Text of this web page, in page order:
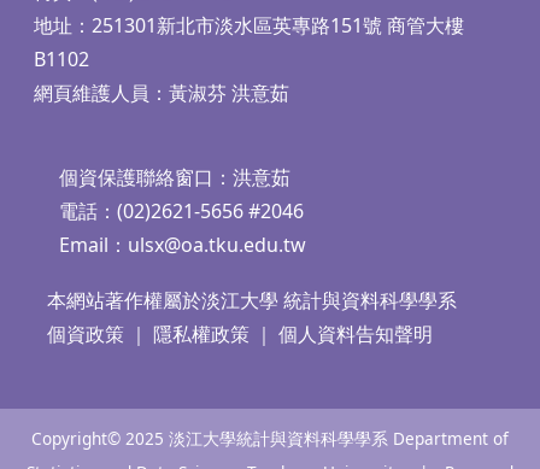
地址：251301新北市淡水區英專路151號 商管大樓
B1102
網頁維護人員：黃淑芬 洪意茹
個資保護聯絡窗口：洪意茹
電話：(02)2621-5656 #2046
Email： ulsx@oa.tku.edu.tw
本網站著作權屬於淡江大學 統計與資料科學學系
個資政策｜ 隱私權政策｜ 個人資料告知聲明
Copyright© 2025 淡江大學統計與資料科學學系 Department of